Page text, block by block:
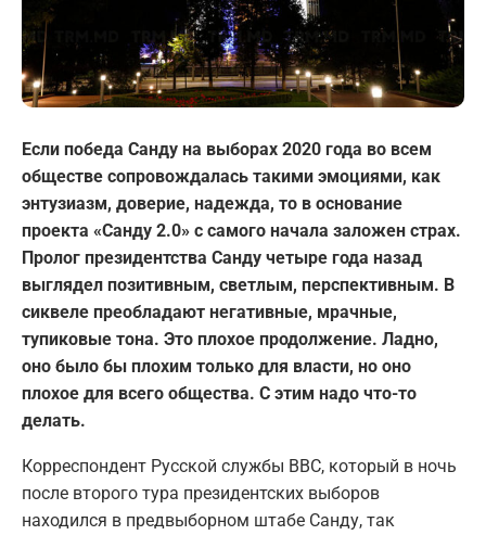
Если победа Санду на выборах 2020 года во всем
обществе сопровождалась такими эмоциями, как
энтузиазм, доверие, надежда, то в основание
проекта «Санду 2.0» с самого начала заложен страх.
Пролог президентства Санду четыре года назад
выглядел позитивным, светлым, перспективным. В
сиквеле преобладают негативные, мрачные,
тупиковые тона. Это плохое продолжение. Ладно,
оно было бы плохим только для власти, но оно
плохое для всего общества. С этим надо что-то
делать.
Корреспондент Русской службы BBC, который в ночь
после второго тура президентских выборов
находился в предвыборном штабе Санду, так